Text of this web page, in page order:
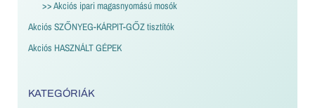
>> Akciós ipari magasnyomású mosók
Akciós SZŐNYEG-KÁRPIT-GŐZ tisztítók
Akciós HASZNÁLT GÉPEK
KATEGÓRIÁK